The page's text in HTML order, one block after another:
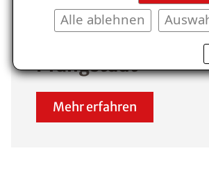
Alle ablehnen
Unsere
Pfungstadt
Mehr erfahren
Kostenlosen Ratgeber
Voraussetzung für den Erhalt des
Ratgebers ist die Anmeldung zu